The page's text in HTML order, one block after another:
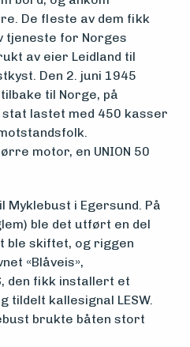
De fleste av dem fikk
tjeneste for Norges
av eier Leidland til
Den 2. juni 1945
til Norge, på
lastet med 450 kasser
motor, en UNION 50
Myklebust i Egersund. På
ble det utført en del
ble skiftet, og riggen
«Blåveis»,
den fikk installert et
tildelt kallesignal LESW.
brukte båten stort